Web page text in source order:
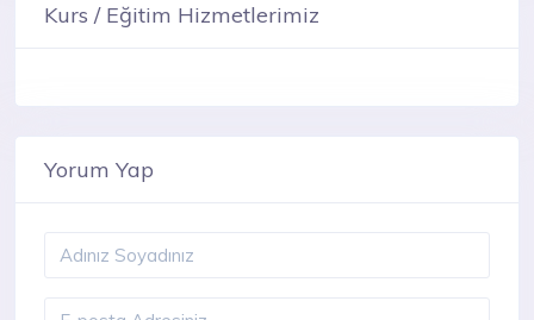
Kurs / Eğitim Hizmetlerimiz
Yorum Yap